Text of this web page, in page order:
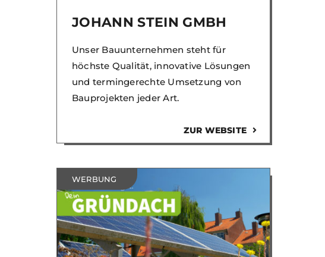
JOHANN STEIN GMBH
Unser Bauunternehmen steht für
höchste Qualität, innovative Lösungen
und termingerechte Umsetzung von
Bauprojekten jeder Art.
ZUR WEBSITE
WERBUNG